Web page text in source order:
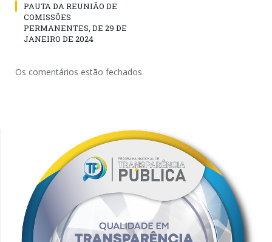
PAUTA DA REUNIÃO DE
COMISSÕES
PERMANENTES, DE 29 DE
JANEIRO DE 2024
Os comentários estão fechados.